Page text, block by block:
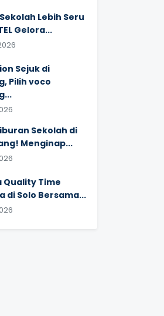
Lebih Seru
Gelora...
Sejuk di
Pilih voco
Sekolah di
Menginap...
Quality Time
di Solo Bersama...